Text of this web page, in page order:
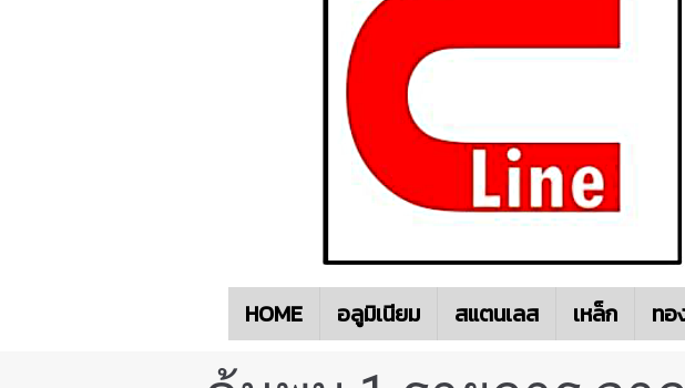
HOME อลูมิเนียม สแตนเลส เหล็ก ทอ